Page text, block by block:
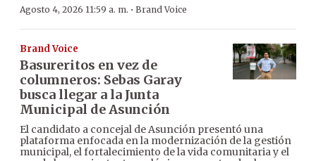
Agosto 4, 2026 11:59 a. m. · Brand Voice
Brand Voice
Basureritos en vez de
columneros: Sebas Garay
busca llegar a la Junta
Municipal de Asunción
El candidato a concejal de Asunción presentó una
plataforma enfocada en la modernización de la gestión
municipal, el fortalecimiento de la vida comunitaria y el